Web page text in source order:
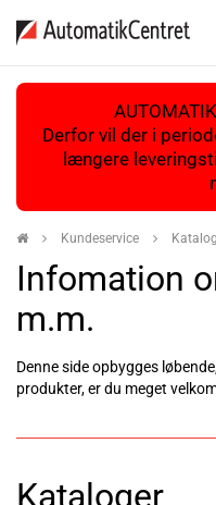
Derfor vil der i
længere
Kundeservice
Infomation
m.m.
Denne side opbygges
produkter, er du meget
Kataloger